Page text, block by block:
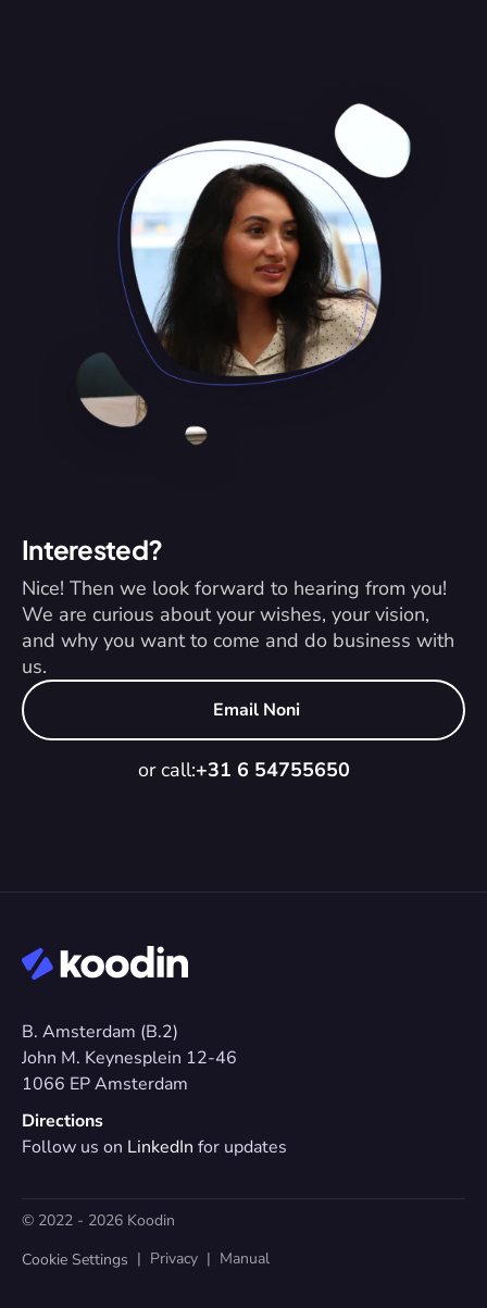
Interested?
Nice! Then we look forward to hearing from you!
We are curious about your wishes, your vision,
and why you want to come and do business with
us.
Email Noni
or call:+31 6 54755650
B. Amsterdam (B.2)
John M. Keynesplein 12-46
1066 EP Amsterdam
Directions
Follow us on LinkedIn for updates
© 2022 - 2026 Koodin
Cookie Settings
  |
Privacy
  |
Manual